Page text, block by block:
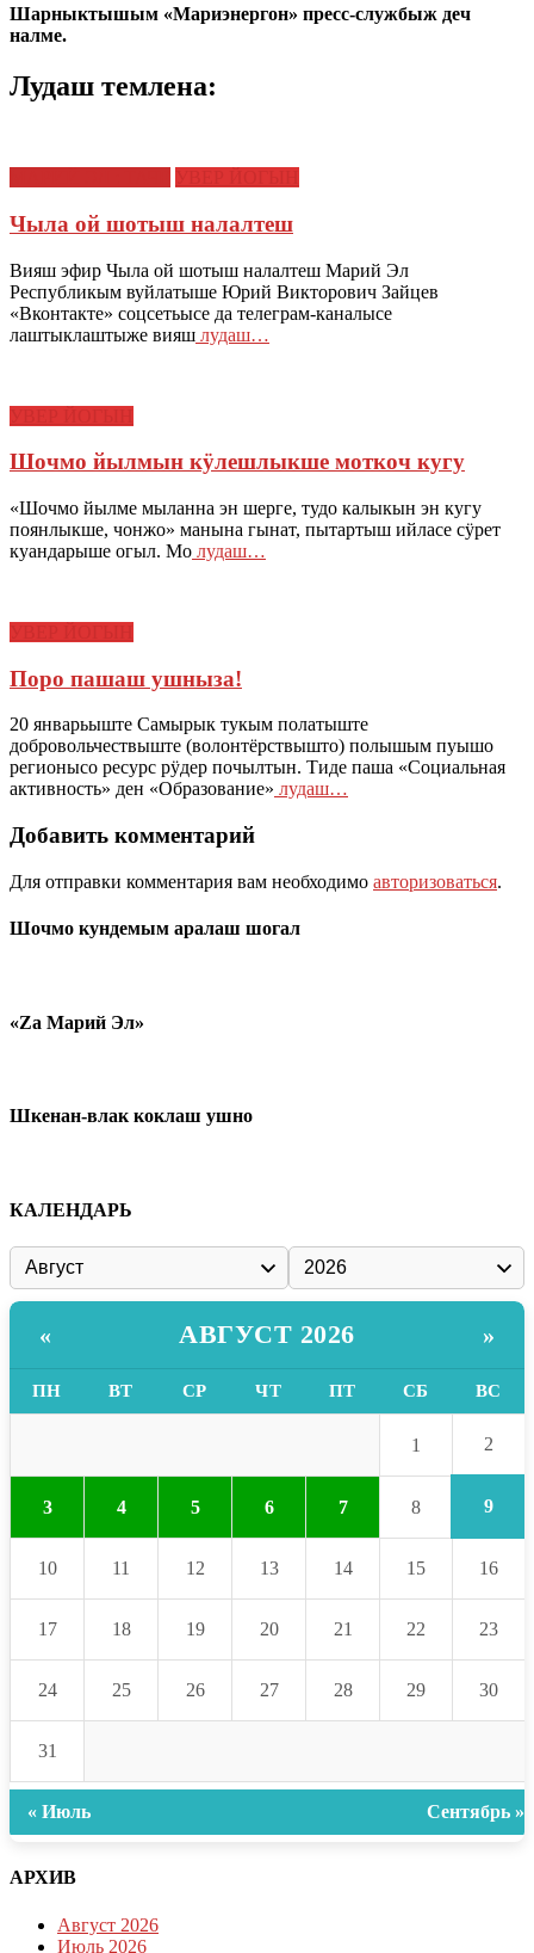
Шарныктышым «Мариэнергон» пресс-службыж деч
налме.
Лудаш темлена:
Чыла ой шотыш налалтеш
Вияш эфир Чыла ой шотыш налалтеш Марий Эл
Республикым вуйлатыше Юрий Викторович Зайцев
«Вконтакте» соцсетьысе да телеграм-каналысе
лаштыклаштыже вияш лудаш…
Шочмо йылмын кӱлешлыкше моткоч кугу
«Шочмо йылме мыланна эн шерге, тудо калыкын эн кугу
поянлыкше, чонжо» манына гынат, пытартыш ийласе сӱрет
куандарыше огыл. Мо лудаш…
Поро пашаш ушныза!
20 январьыште Самырык тукым полатыште
добровольчествыште (волонтёрствышто) полышым пуышо
регионысо ресурс рӱдер почылтын. Тиде паша «Социальная
активность» ден «Образование» лудаш…
Добавить комментарий
Для отправки комментария вам необходимо авторизоваться.
Шочмо кундемым аралаш шогал
«Zа Марий Эл»
Шкенан-влак коклаш ушно
КАЛЕНДАРЬ
« АВГУСТ 2026 »
ПН ВТ СР ЧТ ПТ СБ ВС
1 2
3 4 5 6 7 8 9
10 11 12 13 14 15 16
17 18 19 20 21 22 23
24 25 26 27 28 29 30
31
« Июль Сентябрь »
АРХИВ
Август 2026
Июль 2026